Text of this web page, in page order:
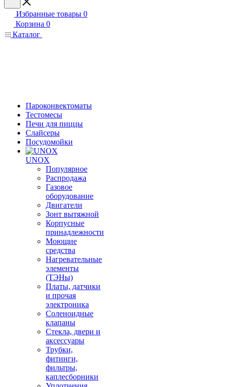
Избранные товары 0
Корзина 0
Каталог
Пароконвектоматы
Тестомесы
Печи для пиццы
Слайсеры
Посудомойки
UNOX
Популярное
Распродажа
Газовое
оборудование
Двигатели
Зонт вытяжной
Корпусные
принадлежности
Моющие
средства
Нагревательные
элементы
(ТЭНы)
Платы, датчики
и прочая
электроника
Соленоидные
клапаны
Стекла, двери и
аксессуары
Трубки,
фитинги,
фильтры,
каплесборники